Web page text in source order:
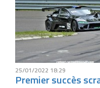
25/01/2022 18:29
Premier succès